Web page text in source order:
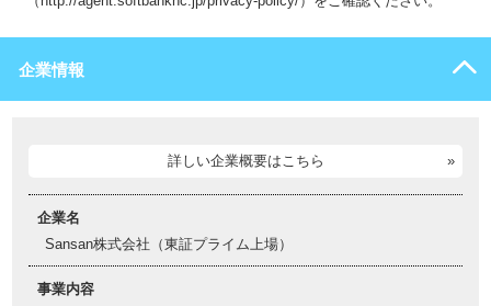
企業情報
詳しい企業概要はこちら
企業名
Sansan株式会社（東証プライム上場）
事業内容